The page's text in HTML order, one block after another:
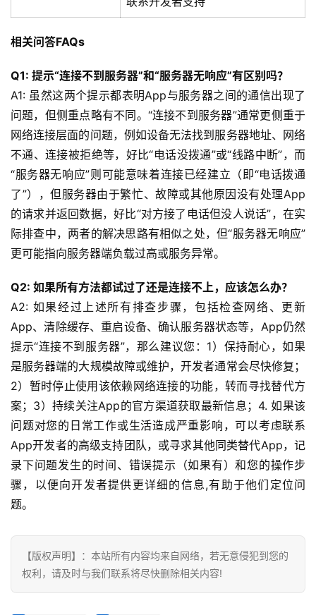
相关问答FAQs
Q1: 提示“连接不到服务器”和“服务器无响应”有区别吗？
A1: 虽然这两个提示都表明App与服务器之间的通信出现了
问题，但侧重点略有不同。“连接不到服务器”通常更侧重于
网络连接层面的问题，例如设备无法找到服务器地址、网络
不通、连接被拒绝等，好比“电话没拨通”或“线路中断”，而
“服务器无响应”则可能意味着连接已经建立（即“电话拨通
了”），但服务器由于繁忙、故障或其他原因没有处理App
的请求并返回数据，好比“对方接了电话但没人说话”，在实
际排查中，两者的解决思路有相似之处，但“服务器无响应”
更可能指向服务器端负载过高或服务异常。
Q2: 如果所有方法都试过了还是连接不上，应该怎么办？
A2: 如果经过上述所有排查步骤，包括检查网络、更新
App、清除缓存、重启设备、确认服务器状态等，App仍然
提示“连接不到服务器”，那么建议您：1）保持耐心，如果
是服务器端的大规模故障或维护，开发者通常会尽快修复；
2）暂时停止使用该依赖网络连接的功能，转而寻找替代方
案；3）持续关注App的官方渠道获取最新信息；4. 如果该
问题对您的日常工作或生活造成严重影响，可以考虑联系
App开发者的高级支持团队，或寻求其他同类替代App，记
录下问题发生的时间、错误提示（如果有）和您的操作步
骤，以便向开发者提供更详细的信息,有助于他们定位问
题。
【版权声明】：本站所有内容均来自网络，若无意侵犯到您的
权利，请及时与我们联系将尽快删除相关内容!